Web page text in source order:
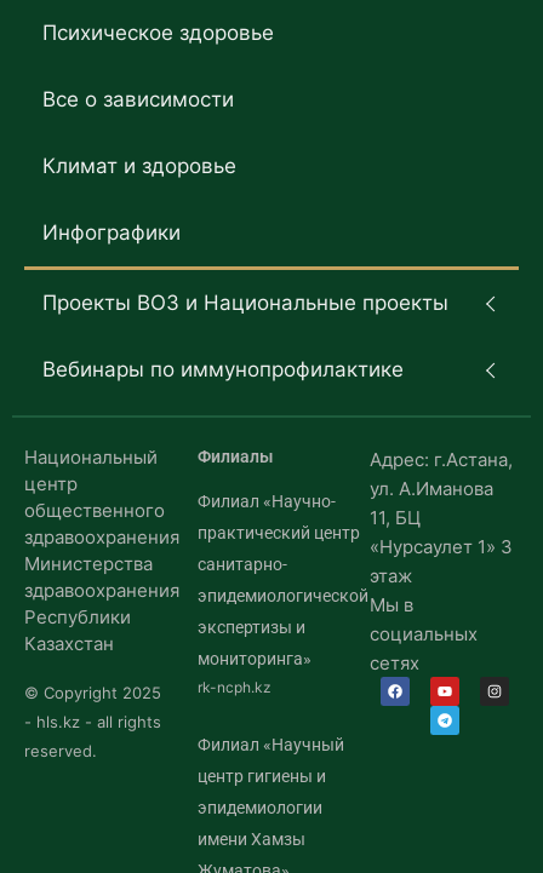
Психическое здоровье
Все о зависимости
Климат и здоровье
Инфографики
Проекты ВОЗ и Национальные проекты
Вебинары по иммунопрофилактике
Национальный
центр
общественного
здравоохранения
Министерства
здравоохранения
Республики
Казахстан
© Copyright 2025
- hls.kz - all rights
reserved.
Филиалы
Филиал «Научно-
практический центр
санитарно-
эпидемиологической
экспертизы и
мониторинга»
rk-ncph.kz
Филиал «Научный
центр гигиены и
эпидемиологии
имени Хамзы
Адрес: г.Астана,
ул. А.Иманова
11, БЦ
«Нурсаулет 1» 3
этаж
Мы в
социальных
сетях